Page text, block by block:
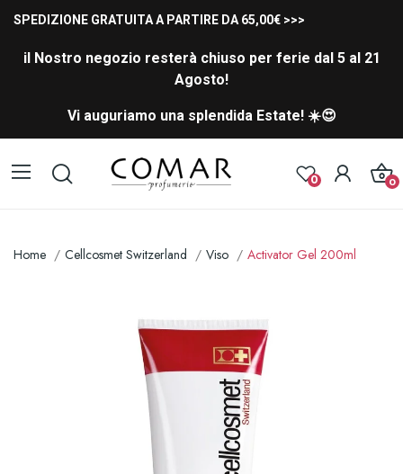
SPEDIZIONE GRATUITA A PARTIRE DA 65,00€ >>>
il Nostro negozio resterà chiuso per ferie dal 5 al 21
Agosto!
Vi auguriamo una splendida Estate! ☀️😍
0 0
Home Cellcosmet Switzerland Viso Activator Gel 200ml